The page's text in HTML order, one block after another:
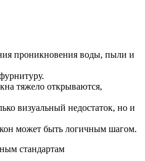
проникновения воды, пыли и
тяжело открываются,
визуальный недостаток, но и
может быть логичным шагом.
стандартам